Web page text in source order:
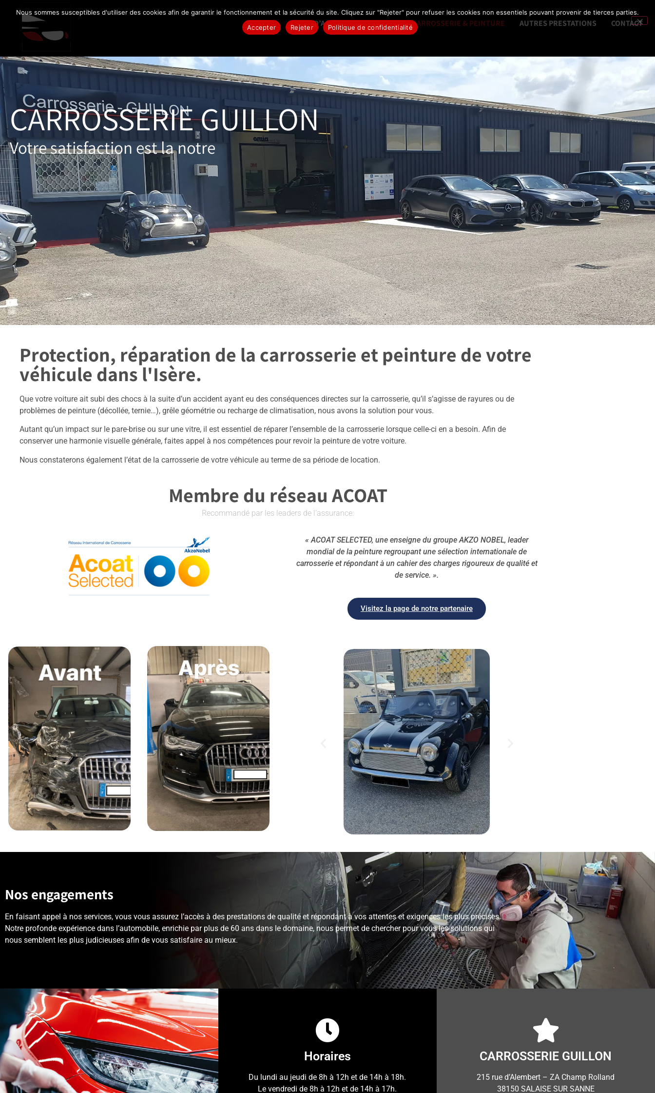
PAGE D’ACCUEIL HISTOIRE CARROSSERIE & PEINTURE AUTRES PRESTATIONS CONTACT
CARROSSERIE GUILLON
Votre satisfaction est la notre
Protection, réparation de la carrosserie et peinture de votre
véhicule dans l'Isère.
Que votre voiture ait subi des chocs à la suite d’un accident ayant eu des conséquences directes sur la carrosserie, qu’il s’agisse de rayures ou de
problèmes de peinture (décollée, ternie…), grêle géométrie ou recharge de climatisation, nous avons la solution pour vous.
Autant qu’un impact sur le pare-brise ou sur une vitre, il est essentiel de réparer l’ensemble de la carrosserie lorsque celle-ci en a besoin. Afin de
conserver une harmonie visuelle générale, faites appel à nos compétences pour revoir la peinture de votre voiture.
Nous constaterons également l’état de la carrosserie de votre véhicule au terme de sa période de location.
Membre du réseau ACOAT
Recommandé par les leaders de l’assurance:
« ACOAT SELECTED, une enseigne du groupe AKZO NOBEL, leader
mondial de la peinture regroupant une sélection internationale de
carrosserie et répondant à un cahier des charges rigoureux de qualité et
de service. ».
Visitez la page de notre partenaire
Nos engagements
En faisant appel à nos services, vous vous assurez l’accès à des prestations de qualité et répondant à vos attentes et exigences les plus précises.
Notre profonde expérience dans l’automobile, enrichie par plus de 60 ans dans le domaine, nous permet de chercher pour vous les solutions qui
nous semblent les plus judicieuses afin de vous satisfaire au mieux.
Horaires
Du lundi au jeudi de 8h à 12h et de 14h à 18h.
Le vendredi de 8h à 12h et de 14h à 17h.
CARROSSERIE GUILLON
215 rue d’Alembert – ZA Champ Rolland
38150 SALAISE SUR SANNE
Nous sommes susceptibles d'utiliser des cookies afin de garantir le fonctionnement et la sécurité du site. Cliquez sur "Rejeter" pour refuser les cookies non essentiels pouvant provenir de tierces parties.
Accepter
Rejeter Politique de confidentialité